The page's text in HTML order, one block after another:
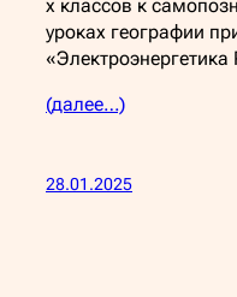
х классов к
уроках географии
«Электроэнергетика
(далее…)
28.01.2025